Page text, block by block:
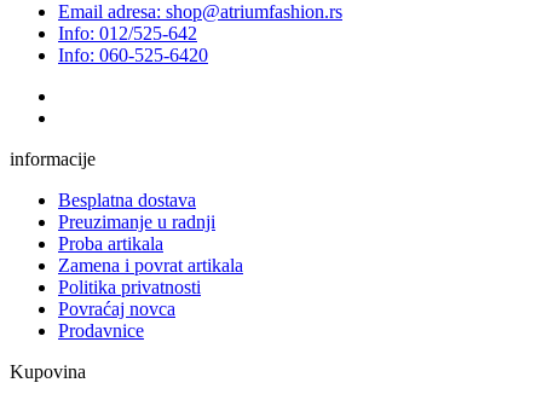
Email adresa: shop@atriumfashion.rs
Info: 012/525-642
Info: 060-525-6420
informacije
Besplatna dostava
Preuzimanje u radnji
Proba artikala
Zamena i povrat artikala
Politika privatnosti
Povraćaj novca
Prodavnice
Kupovina